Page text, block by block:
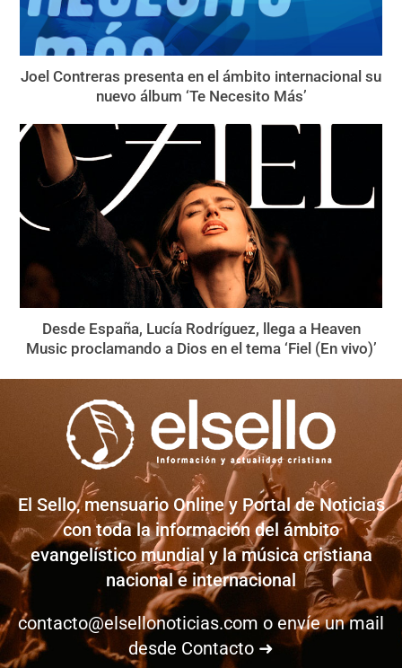
Joel Contreras presenta en el ámbito internacional su
nuevo álbum ‘Te Necesito Más’
Desde España, Lucía Rodríguez, llega a Heaven
Music proclamando a Dios en el tema ‘Fiel (En vivo)’
El Sello, mensuario Online y Portal de Noticias
con toda la información del ámbito
evangelístico mundial y la música cristiana
nacional e internacional
contacto@elsellonoticias.com o envíe un mail
desde Contacto ➜